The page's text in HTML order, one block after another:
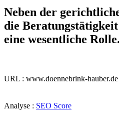
Neben der
die
eine wesentliche Rolle.
URL : www.doennebrink-hauber.de
Analyse : SEO Score